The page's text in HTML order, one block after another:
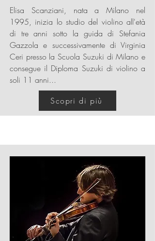
Elisa Scanziani, nata a Milano nel
1995, inizia lo studio del violino all'età
di tre anni sotto la guida di Stefania
Gazzola e successivamente di Virginia
Ceri presso la Scuola Suzuki di Milano e
consegue il Diploma Suzuki di violino a
soli 11 anni...
Scopri di più